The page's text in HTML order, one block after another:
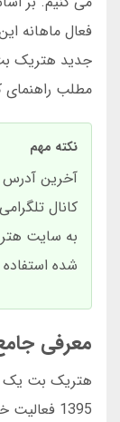
فعال ماهانه
جدید هتریک بت
مطلب
نکته مهم
کانال
به سایت
شده استفاده
معرفی
هتریک بت یک
1395